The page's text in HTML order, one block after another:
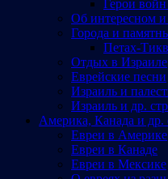
Герои войн
Об интересном и
Города и
Петах-
Отдых в Израиле
Еврейские песни
Израиль и
Израиль и др.
Америка, Канада и др.
Евреи в Америке
Евреи в Канаде
Евреи в Мексике